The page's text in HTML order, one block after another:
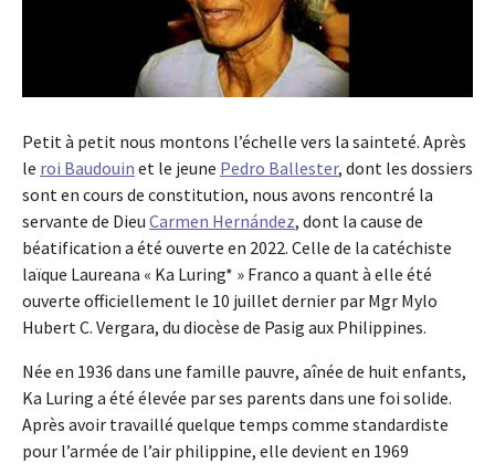
Petit à petit nous montons l’échelle vers la sainteté. Après
le roi Baudouin et le jeune Pedro Ballester, dont les dossiers
sont en cours de constitution, nous avons rencontré la
servante de Dieu Carmen Hernández, dont la cause de
béatification a été ouverte en 2022. Celle de la catéchiste
laïque Laureana « Ka Luring* » Franco a quant à elle été
ouverte officiellement le 10 juillet dernier par Mgr Mylo
Hubert C. Vergara, du diocèse de Pasig aux Philippines.
Née en 1936 dans une famille pauvre, aînée de huit enfants,
Ka Luring a été élevée par ses parents dans une foi solide.
Après avoir travaillé quelque temps comme standardiste
pour l’armée de l’air philippine, elle devient en 1969